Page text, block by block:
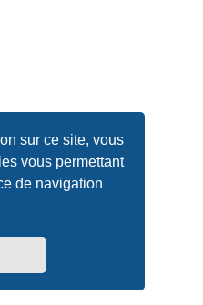
sur ce site, vous
vous permettant
de navigation